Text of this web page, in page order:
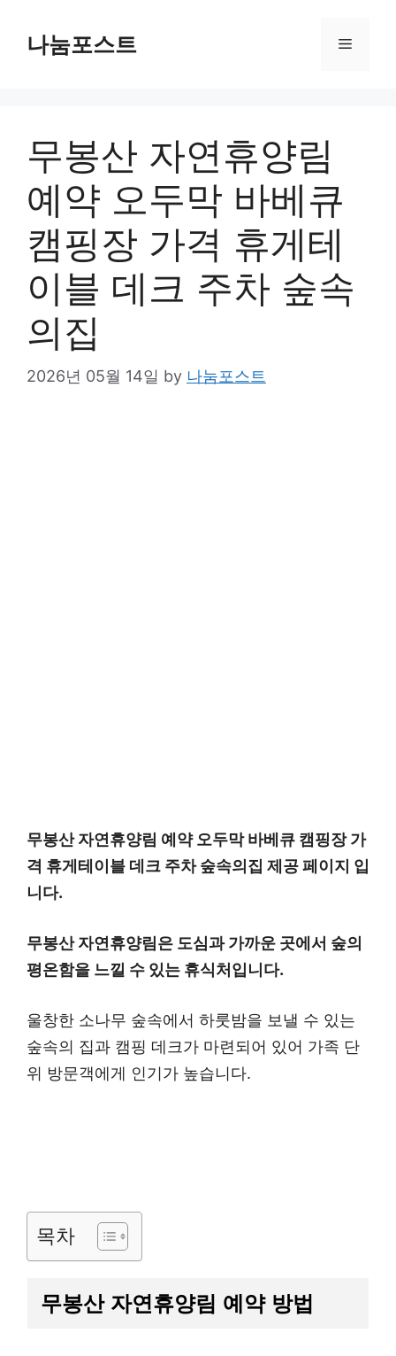
나눔포스트 Menu
무봉산 자연휴양림
예약 오두막 바베큐
캠핑장 가격 휴게테
이블 데크 주차 숲속
의집
2026년 05월 14일 by 나눔포스트
무봉산 자연휴양림 예약 오두막 바베큐 캠핑장 가
격 휴게테이블 데크 주차 숲속의집 제공 페이지 입
니다.
무봉산 자연휴양림은 도심과 가까운 곳에서 숲의
평온함을 느낄 수 있는 휴식처입니다.
울창한 소나무 숲속에서 하룻밤을 보낼 수 있는
숲속의 집과 캠핑 데크가 마련되어 있어 가족 단
위 방문객에게 인기가 높습니다.
목차
무봉산 자연휴양림 예약 방법